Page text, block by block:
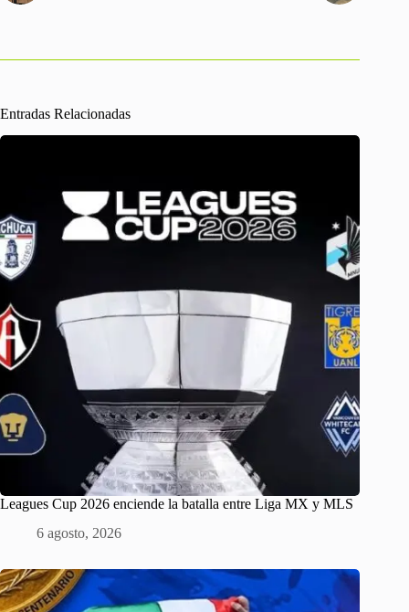
Entradas Relacionadas
Leagues Cup 2026 enciende la batalla entre Liga MX y MLS
6 agosto, 2026